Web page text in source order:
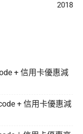
2018
+ 信用卡優惠減
+ 信用卡優惠減